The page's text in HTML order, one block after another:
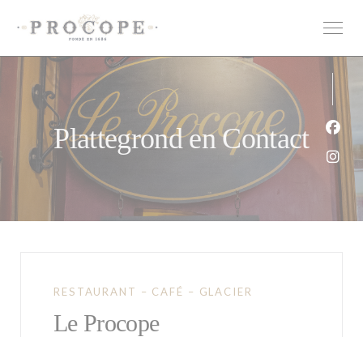
Plattegrond en Contact
RESTAURANT – CAFÉ – GLACIER
Le Procope